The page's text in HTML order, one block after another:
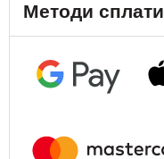
Методи сплати